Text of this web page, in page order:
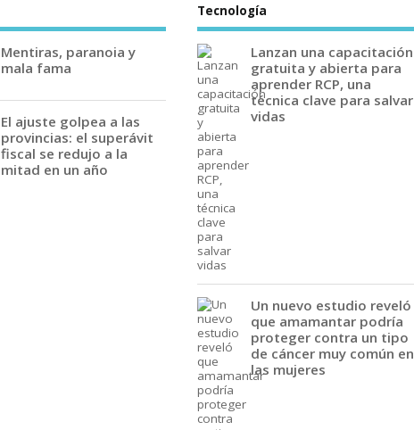
Mentiras, paranoia y
mala fama
El ajuste golpea a las
provincias: el superávit
fiscal se redujo a la
mitad en un año
Tecnología
Lanzan una capacitación
gratuita y abierta para
aprender RCP, una
técnica clave para salvar
vidas
Un nuevo estudio reveló
que amamantar podría
proteger contra un tipo
de cáncer muy común en
las mujeres